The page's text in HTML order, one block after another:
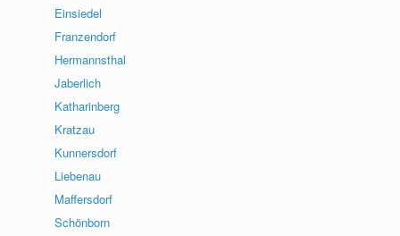
Einsiedel
Franzendorf
Hermannsthal
Jaberlich
Katharinberg
Kratzau
Kunnersdorf
Liebenau
Maffersdorf
Schönborn